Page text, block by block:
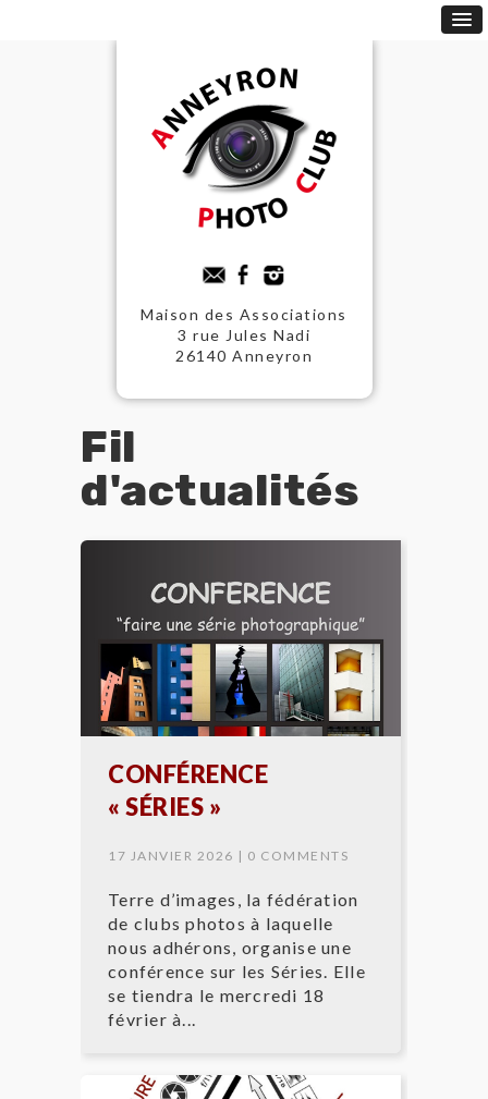
Maison des Associations
3 rue Jules Nadi
26140 Anneyron
Fil
d'actualités
CONFÉRENCE
« SÉRIES »
17 JANVIER 2026 | 0 COMMENTS
Terre d’images, la fédération
de clubs photos à laquelle
nous adhérons, organise une
conférence sur les Séries. Elle
se tiendra le mercredi 18
février à...